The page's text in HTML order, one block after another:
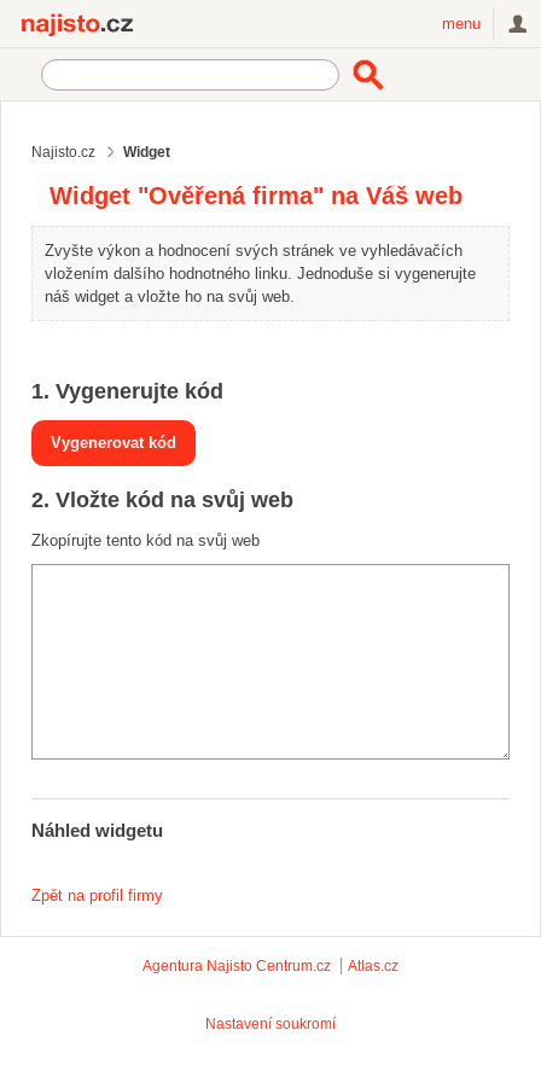
menu
Najisto.cz Widget
Widget "Ověřená firma" na Váš web
Zvyšte výkon a hodnocení svých stránek ve vyhledávačích
vložením dalšího hodnotného linku. Jednoduše si vygenerujte
náš widget a vložte ho na svůj web.
1. Vygenerujte kód
2. Vložte kód na svůj web
Zkopírujte tento kód na svůj web
Náhled widgetu
Zpět na profil firmy
Agentura Najisto Centrum.cz Atlas.cz
Nastavení soukromí